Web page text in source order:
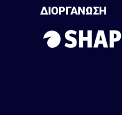
ΔΙΟΡΓΑΝΩΣΗ